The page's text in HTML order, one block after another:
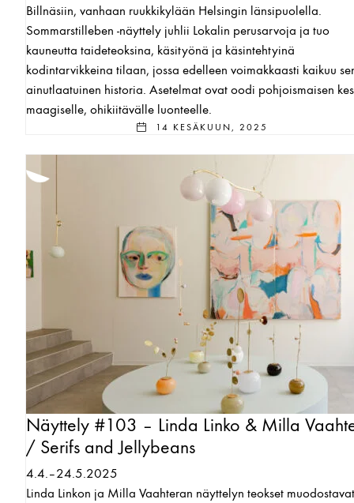
Billnäsiin, vanhaan ruukkikylään Helsingin länsipuolella.
Sommarstilleben -näyttely juhlii Lokalin perusarvoja ja tuo
kauneutta taideteoksina, käsityönä ja käsintehtyinä
kodintarvikkeina tilaan, jossa edelleen voimakkaasti kaikuu
ainutlaatuinen historia. Asetelmat ovat oodi pohjoismaisen
maagiselle, ohikiitävälle luonteelle.
14 KESÄKUUN, 2025
Näyttely #103 – Linda Linko & Milla
/ Serifs and Jellybeans
4.4.–24.5.2025
Linda Linkon ja Milla Vaahteran näyttelyn teokset muodostavat